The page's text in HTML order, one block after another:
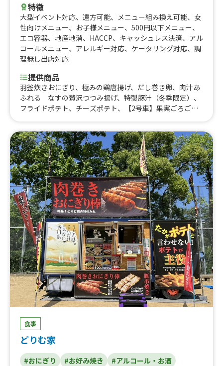
特徴
大型イベント対応、 遠方可能、 メニュー組み換え可能、 女
性向けメニュー、 お子様メニュー、 500円以下メニュー、
エコ容器、 地産地消、 HACCP、 キャッシュレス決済、 アル
コールメニュー、 アレルギー対応、 ケータリング対応、 調
理無し出店対応
提供商品
羽釜炊きおにぎり、極みの鶏唐揚げ、だし巻き卵、肉汁あ
ふれる なすの贅沢つつみ揚げ、特製豚汁（冬季限定）、
フライドポテト、チーズポテト、【2号車】果実ごろごろ
食事
どりむ家
#おにぎり #お好み焼き #アルコール・お酒